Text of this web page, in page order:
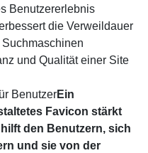
Benutzererlebnis
die Verweildauer
und Qualität einer Site
BenutzerEin
Favicon stärkt
den Benutzern, sich
und sie von der